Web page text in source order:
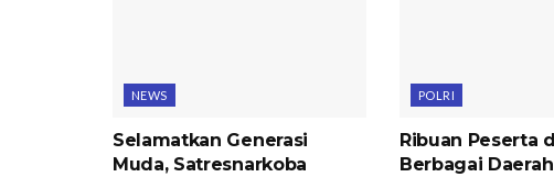
NEWS
Selamatkan Generasi
Muda, Satresnarkoba
POLRI
Ribuan Peserta
Berbagai